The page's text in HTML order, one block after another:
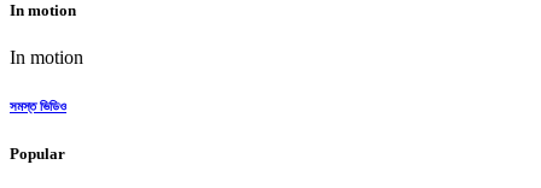
In motion
In motion
সমস্ত ভিডিও
Popular